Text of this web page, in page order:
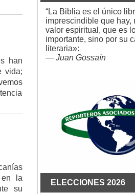
han
vida;
en la
su
“La Biblia es el único
imprescindible que hay,
valor espiritual, que es
importante, sino por su
literaria»:
— Juan Gossaín
ELECCIONES 2026